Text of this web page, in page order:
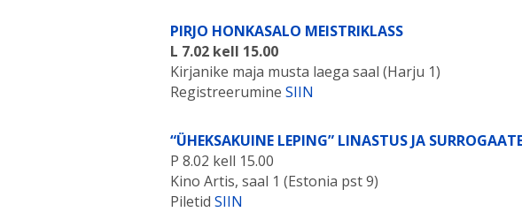
PIRJO HONKASALO MEISTRIKLASS
L 7.02 kell 15.00
Kirjanike maja musta laega saal (Harju 1)
Registreerumine SIIN
“ÜHEKSAKUINE LEPING” LINASTUS JA
P 8.02 kell 15.00
Kino Artis, saal 1 (Estonia pst 9)
Piletid SIIN